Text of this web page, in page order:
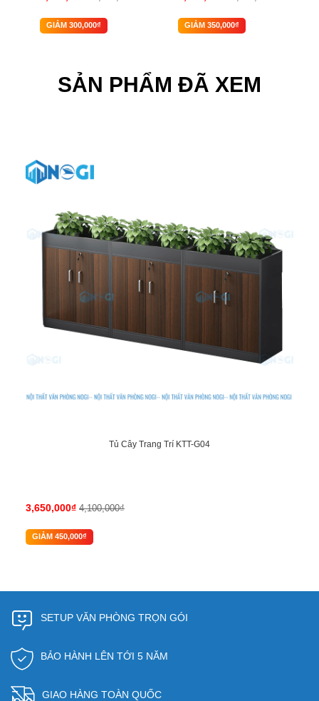
GIẢM 300,000₫ GIẢM 350,000₫
SẢN PHẨM ĐÃ XEM
-11%
Tủ Cây Trang Trí KTT-G04
3,650,000₫ 4,100,000₫
GIẢM 450,000₫
SETUP VĂN PHÒNG TRỌN GÓI
BẢO HÀNH LÊN TỚI 5 NĂM
GIAO HÀNG TOÀN QUỐC